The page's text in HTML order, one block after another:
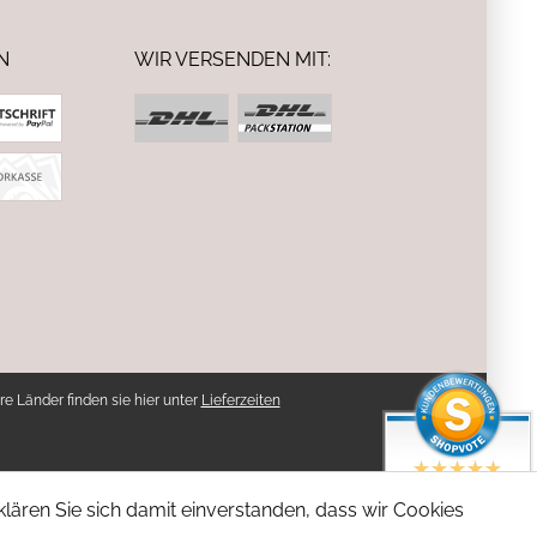
WIR VERSENDEN MIT:
Länder finden sie hier unter Lieferzeiten
Sie sich damit einverstanden, dass wir Cookies
4.94 / 5